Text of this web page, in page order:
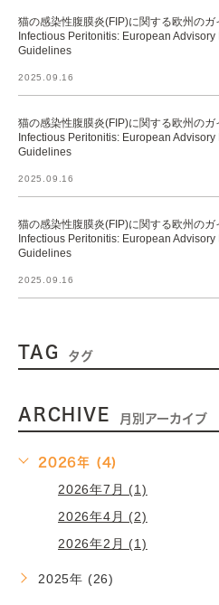
猫の感染性腹膜炎(FIP)に関する欧州の
Infectious Peritonitis: European
Guidelines
2025.09.16
猫の感染性腹膜炎(FIP)に関する欧州の
Infectious Peritonitis: European
Guidelines
2025.09.16
猫の感染性腹膜炎(FIP)に関する欧州の
Infectious Peritonitis: European
Guidelines
2025.09.16
TAG タグ
ARCHIVE 月別アーカイブ
2026年 (4)
2026年7月 (1)
2026年4月 (2)
2026年2月 (1)
2025年 (26)